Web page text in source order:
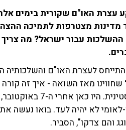
עצרת האו"ם שקורית בימים
מדינות מצטרפות לתמיכה
ההשלכות עבור ישראל? מה
לעצרת האו"ם והשלכותיה
פלסטינית.
לאומי לא יהיה לעד. בואו נעשה
והם צדקו", הסביר.